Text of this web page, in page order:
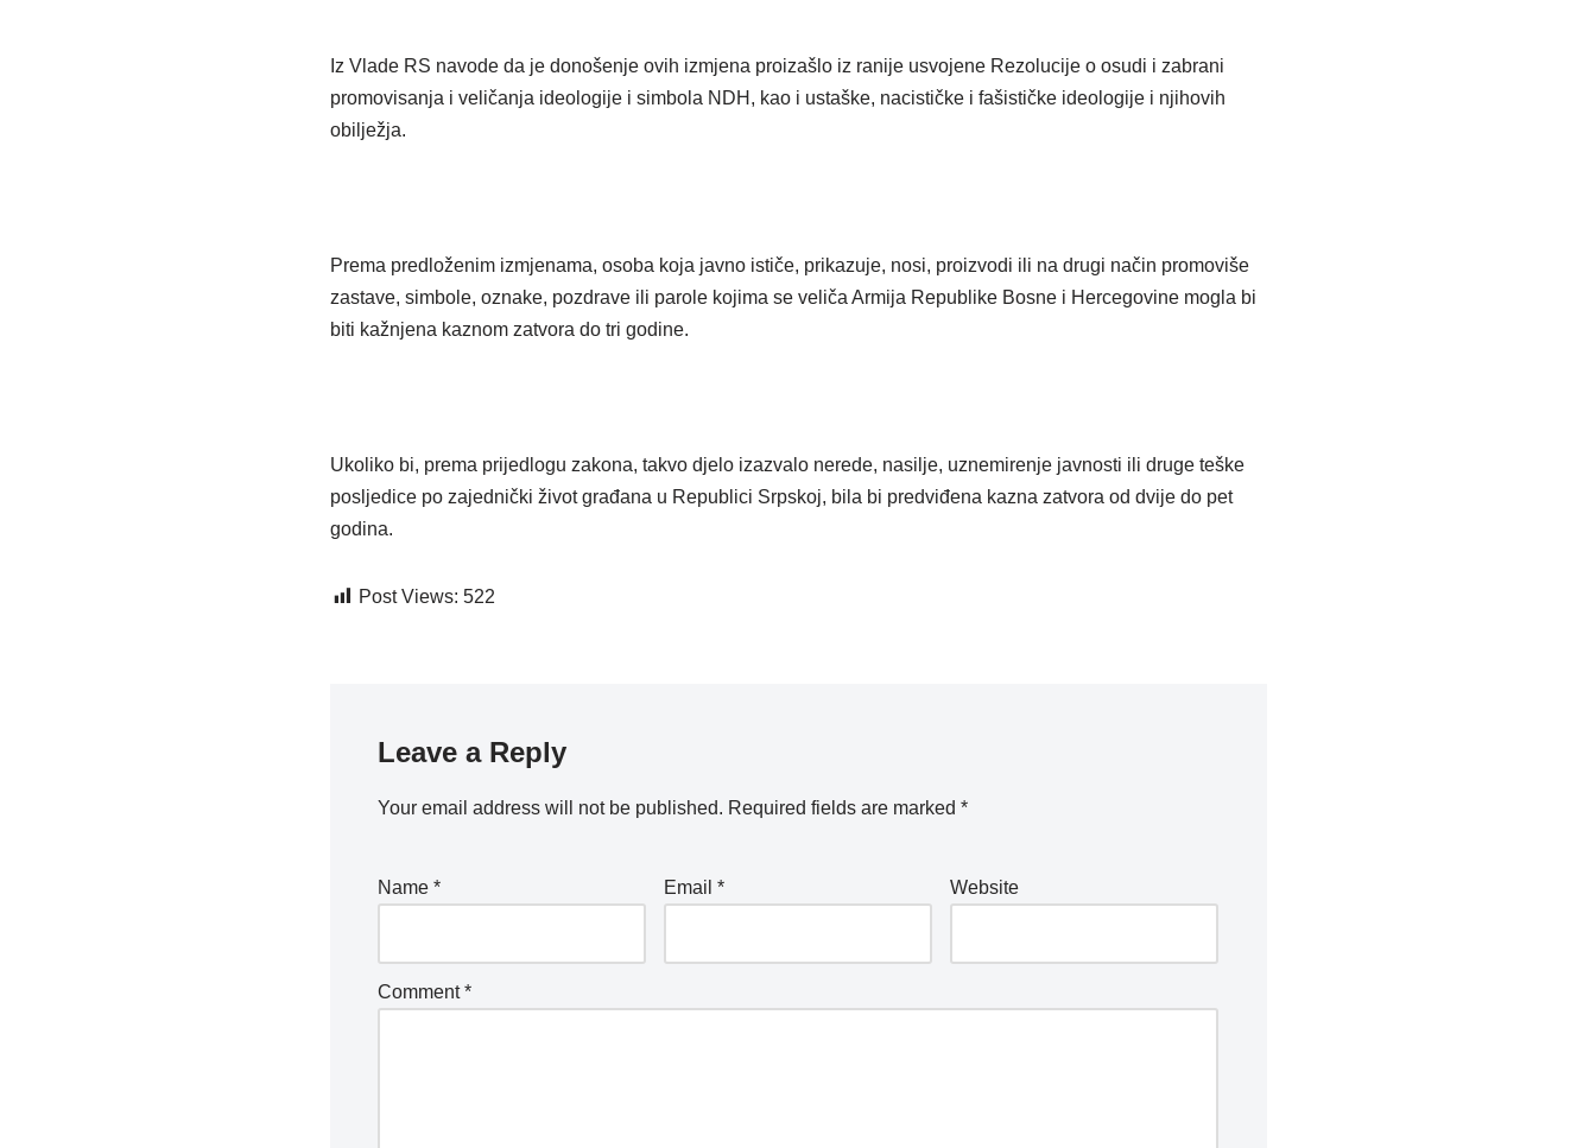
Iz Vlade RS navode da je donošenje ovih izmjena proizašlo iz ranije usvojene Rezolucije o osudi i zabrani
promovisanja i veličanja ideologije i simbola NDH, kao i ustaške, nacističke i fašističke ideologije i njihovih
obilježja.
Prema predloženim izmjenama, osoba koja javno ističe, prikazuje, nosi, proizvodi ili na drugi način promoviše
zastave, simbole, oznake, pozdrave ili parole kojima se veliča Armija Republike Bosne i Hercegovine mogla bi
biti kažnjena kaznom zatvora do tri godine.
Ukoliko bi, prema prijedlogu zakona, takvo djelo izazvalo nerede, nasilje, uznemirenje javnosti ili druge teške
posljedice po zajednički život građana u Republici Srpskoj, bila bi predviđena kazna zatvora od dvije do pet
godina.
Post Views: 522
Leave a Reply
Your email address will not be published. Required fields are marked *
Name * Email * Website
Comment*